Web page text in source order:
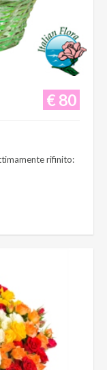
€ 80
rifinito: